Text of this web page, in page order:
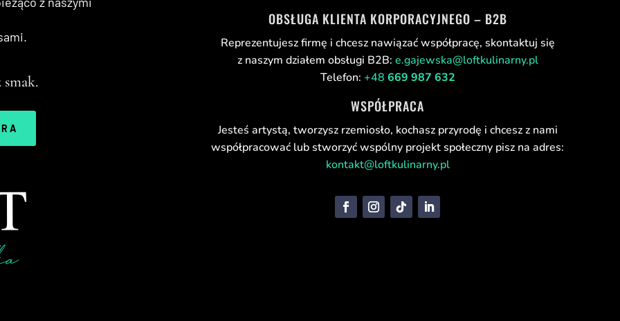
OBSŁUGA KLIENTA KORPORACYJNEGO – B2B
Reprezentujesz firmę i chcesz nawiązać współpracę, skontaktuj się
z naszym działem obsługi B2B: e.gajewska@loftkulinarny.pl
Telefon: +48 669 987 632
WSPÓŁPRACA
Jesteś artystą, tworzysz rzemiosło, kochasz przyrodę i chcesz z nami
współpracować lub stworzyć wspólny projekt społeczny pisz na adres:
kontakt@loftkulinarny.pl